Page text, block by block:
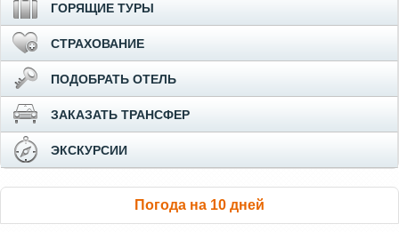
ГОРЯЩИЕ ТУРЫ
СТРАХОВАНИЕ
ПОДОБРАТЬ ОТЕЛЬ
ЗАКАЗАТЬ ТРАНСФЕР
ЭКСКУРСИИ
Погода на 10 дней